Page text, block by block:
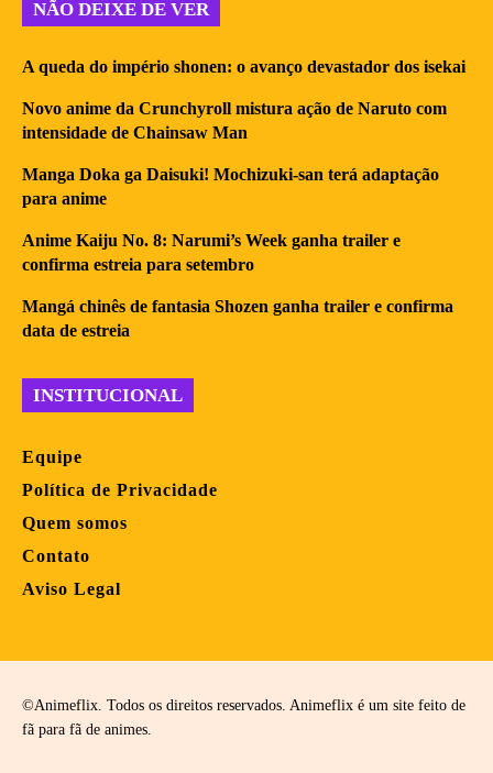
NÃO DEIXE DE VER
A queda do império shonen: o avanço devastador dos isekai
Novo anime da Crunchyroll mistura ação de Naruto com
intensidade de Chainsaw Man
Manga Doka ga Daisuki! Mochizuki-san terá adaptação
para anime
Anime Kaiju No. 8: Narumi’s Week ganha trailer e
confirma estreia para setembro
Mangá chinês de fantasia Shozen ganha trailer e confirma
data de estreia
INSTITUCIONAL
Equipe
Política de Privacidade
Quem somos
Contato
Aviso Legal
©Animeflix. Todos os direitos reservados. Animeflix é um site feito de
fã para fã de animes.